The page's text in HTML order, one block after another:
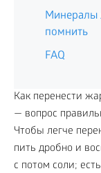
Минералы
помнить
FAQ
Как перенести
— вопрос
Чтобы легче
пить дробно и
с потом соли;